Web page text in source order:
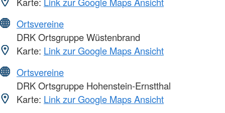
Ortsvereine
DRK Ortsgruppe Wüstenbrand
Karte: Link zur Google Maps Ansicht
Ortsvereine
DRK Ortsgruppe Hohenstein-Ernstthal
Karte: Link zur Google Maps Ansicht